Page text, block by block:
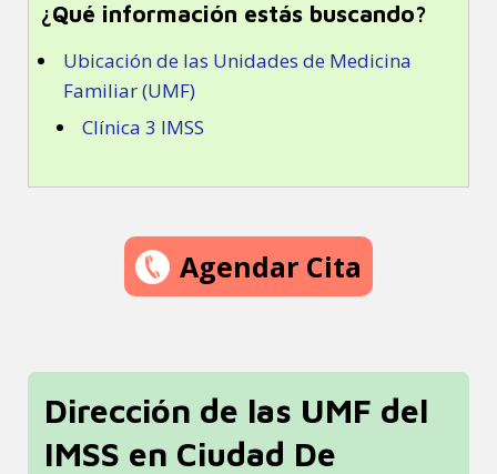
¿Qué información estás buscando?
Ubicación de las Unidades de Medicina
Familiar (UMF)
Clínica 3 IMSS
Agendar Cita
Dirección de las UMF del
IMSS en Ciudad De